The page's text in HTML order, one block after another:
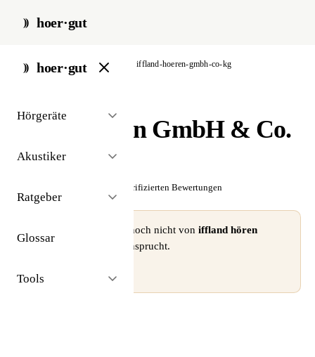
hoer·gut
hoer·gut
Hörgeräte
Akustiker
Ratgeber
Glossar
Tools
start / akustiker / stuttgart iffland-hoeren-gmbh-co-kg
iffland hören GmbH & Co.
KG
Noch keine verifizierten Bewertungen
⚠ Dieses Profil wurde noch nicht von iffland hören
beansprucht.